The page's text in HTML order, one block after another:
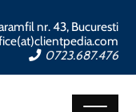
nr. 43, Bucuresti
0723.687.476